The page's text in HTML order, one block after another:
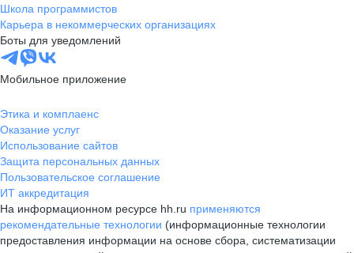
Школа программистов
Карьера в некоммерческих организациях
Боты для уведомлений
Мобильное приложение
Этика и комплаенс
Оказание услуг
Использование сайтов
Защита персональных данных
Пользовательское соглашение
ИТ аккредитация
На информационном ресурсе hh.ru применяются
рекомендательные технологии (информационные технологии
предоставления информации на основе сбора, систематизации